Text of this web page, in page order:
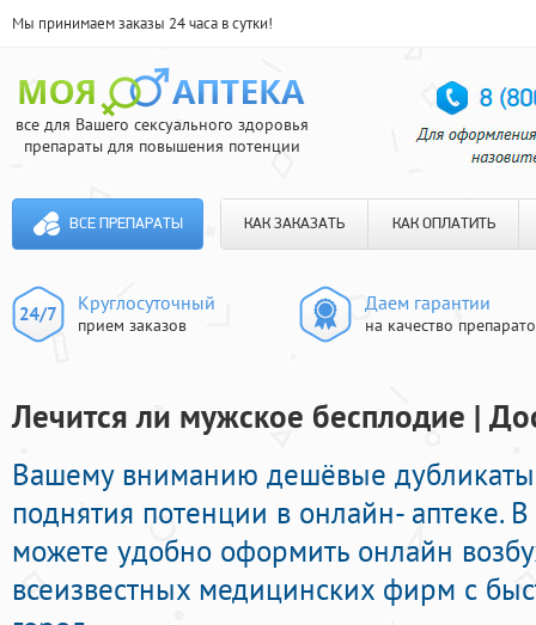
Мы принимаем заказы 24 часа в сутки!
все для Вашего сексуального здоровья
препараты для повышения потенции
ВСЕ ПРЕПАРАТЫ КАК ЗАКАЗАТЬ КАК ОПЛАТИТЬ
Круглосуточный
прием заказов
Даем гарантии
на качество
Лечится ли мужское бесплодие |
Вашему вниманию дешёвые
поднятия потенции в онлайн- аптеке.
можете удобно оформить онлайн
всеизвестных медицинских фирм с